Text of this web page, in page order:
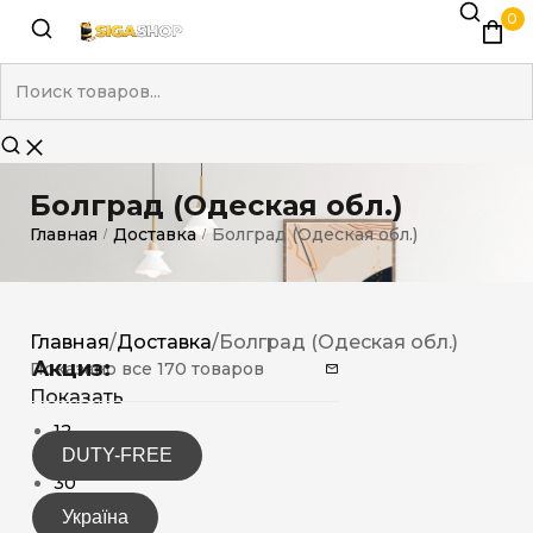
0
Болград (Одеская обл.)
Главная / Доставка / Болград (Одеская обл.)
Акциз:
DUTY-FREE
Україна
Главная/Доставка/Болград (Одеская обл.)
Показано все 170 товаров
Показать
12
15
30